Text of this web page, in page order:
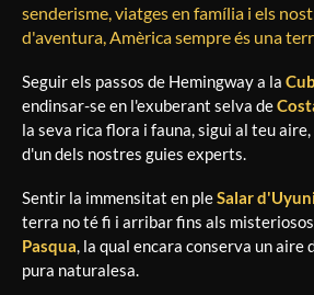
senderisme, viatges en família i els
d'aventura, Amèrica sempre és una
Seguir els passos de Hemingway a la
endinsar-se en l'exuberant selva de
la seva rica flora i fauna, sigui al teu aire,
d'un dels nostres guies experts.
Sentir la immensitat en pleSalar
terra no té fi i arribar fins als
Pasqua , la qual encara conserva un aire
pura naturalesa.